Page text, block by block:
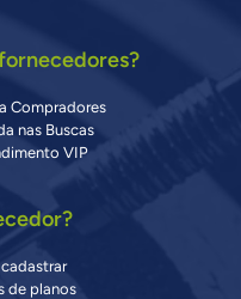
Compradores
nas Buscas
VIP
de planos